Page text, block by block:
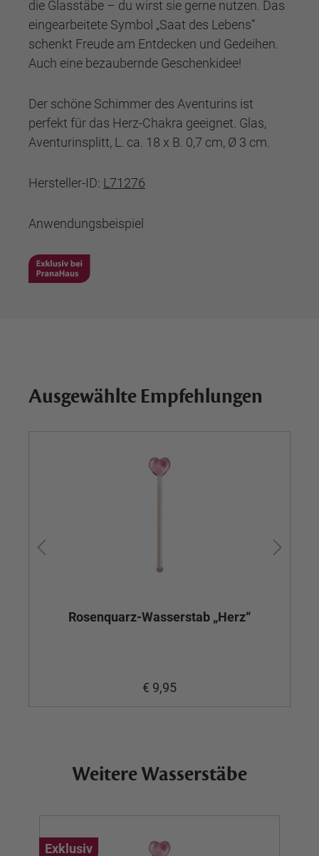
die Glasstäbe – du wirst sie gerne nutzen. Das
eingearbeitete Symbol „Saat des Lebens”
schenkt Freude am Entdecken und Gedeihen.
Auch eine bezaubernde Geschenkidee!
Der schöne Schimmer des Aventurins ist
perfekt für das Herz-Chakra geeignet. Glas,
Aventurinsplitt, L. ca. 18 x B. 0,7 cm, Ø 3 cm.
Hersteller-ID: L71276
Anwendungsbeispiel
Ausgewählte Empfehlungen
Rosenquarz-Wasserstab „Herz“
€ 9,95
Weitere Wasserstäbe
Exklusiv